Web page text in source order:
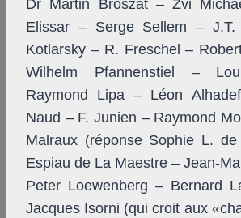
Dr Martin Broszat – Zvi
Elissar – Serge Sellem –
Kotlarsky – R. Freschel –
Wilhelm Pfannenstiel –
Raymond Lipa – Léon
Naud – F. Junien – Raymond
Malraux (réponse Sophie L.
Espiau de La Maestre – Jean-
Peter Loewenberg – Bernard
Jacques Isorni (qui croit aux